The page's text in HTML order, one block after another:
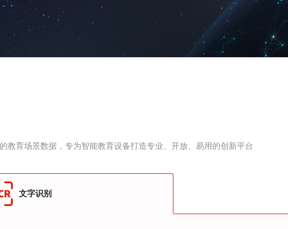
教育场景数据，专为智能教育设备打造专业、开放、易用的创新平台
文字识别